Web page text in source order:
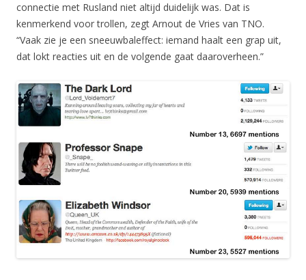
connectie met Rusland niet altijd duidelijk was. Dat is
kenmerkend voor trollen, zegt Arnout de Vries van TNO.
“Vaak zie je een sneeuwbaleffect: iemand haalt een grap uit,
dat lokt reacties uit en de volgende gaat daaroverheen.”